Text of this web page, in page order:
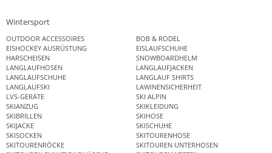
Wintersport
OUTDOOR ACCESSOIRES
BOB & RODEL
EISHOCKEY AUSRÜSTUNG
EISLAUFSCHUHE
HARSCHEISEN
SNOWBOARDHELM
LANGLAUFHOSEN
LANGLAUFJACKEN
LANGLAUFSCHUHE
LANGLAUF SHIRTS
LANGLAUFSKI
LAWINENSICHERHEIT
LVS-GERÄTE
SKI ALPIN
SKIANZUG
SKIKLEIDUNG
SKIBRILLEN
SKIHOSE
SKIJACKE
SKISCHUHE
SKISOCKEN
SKITOURENHOSE
SKITOURENRÖCKE
SKITOUREN UNTERHOSEN